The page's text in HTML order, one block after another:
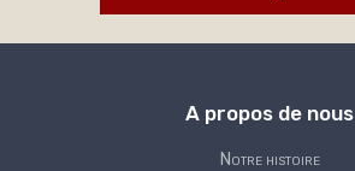
A propos de nous
Notre histoire